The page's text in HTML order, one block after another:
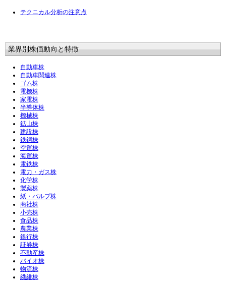
テクニカル分析の注意点
業界別株価動向と特徴
自動車株
自動車関連株
ゴム株
電機株
家電株
半導体株
機械株
鉱山株
建設株
鉄鋼株
空運株
海運株
電鉄株
電力・ガス株
化学株
製薬株
紙・パルプ株
商社株
小売株
食品株
農業株
銀行株
証券株
不動産株
バイオ株
物流株
繊維株